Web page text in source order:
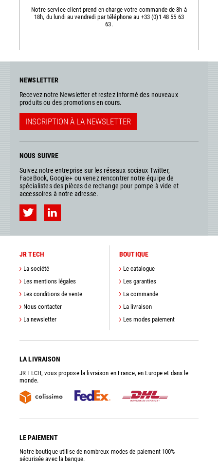
Notre service client prend en charge votre commande de 8h à
18h, du lundi au vendredi par téléphone au +33 (0)1 48 55 63
63.
NEWSLETTER
Recevez notre Newsletter et restez informé des nouveaux
produits ou des promotions en cours.
INSCRIPTION À LA NEWSLETTER
NOUS SUIVRE
Suivez notre entreprise sur les réseaux sociaux Twitter,
FaceBook, Google+ ou venez rencontrer notre équipe de
spécialistes des pièces de rechange pour pompe à vide et
accessoires à notre adresse.
JR TECH
La société
Les mentions légales
Les conditions de vente
Nous contacter
La newsletter
BOUTIQUE
Le catalogue
Les garanties
La commande
La livraison
Les modes paiement
LA LIVRAISON
JR TECH, vous propose la livraison en France, en Europe et dans le
monde.
LE PAIEMENT
Notre boutique utilise de nombreux modes de paiement 100%
sécurisée avec la banque.